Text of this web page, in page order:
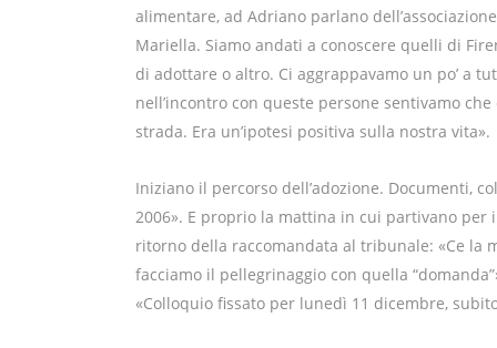
alimentare, ad Adriano parlano
Mariella. Siamo andati a conoscere quelli di
di adottare o altro. Ci aggrappavamo un po’ a
nell’incontro con queste persone sentivamo
strada. Era un’ipotesi positiva sulla nostra vita».
Iniziano il percorso dell’adozione. Documenti,
2006». E proprio la mattina in cui partivano
ritorno della raccomandata al tribunale: «Ce la
facciamo il pellegrinaggio con quella
«Colloquio fissato per lunedì 11 dicembre,